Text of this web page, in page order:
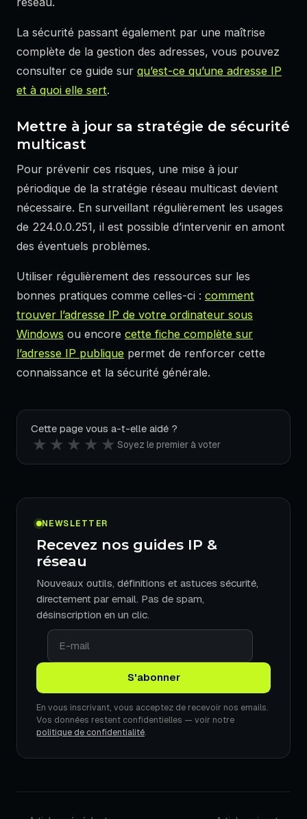
La sécurité passant également par une maîtrise
complète de la gestion des adresses, vous pouvez
consulter ce guide sur qu’est-ce qu’une adresse IP
et à quoi elle sert.
Mettre à jour sa stratégie de sécurité
multicast
Pour prévenir ces risques, une mise à jour
périodique de la stratégie réseau multicast devient
nécessaire. En surveillant régulièrement les usages
de 224.0.0.251, il est possible d’intervenir en amont
des éventuels problèmes.
Utiliser régulièrement des ressources sur les
bonnes pratiques comme celles-ci : comment
trouver l’adresse IP de votre ordinateur sous
Windows ou encore cette fiche complète sur
l’adresse IP publique permet de renforcer cette
connaissance et la sécurité générale.
Cette page vous a-t-elle aidé ?
★ ★ ★ ★ ★ Soyez le premier à voter
NEWSLETTER
Recevez nos guides IP &
réseau
Nouveaux outils, définitions et astuces sécurité,
directement par email. Pas de spam,
désinscription en un clic.
En vous inscrivant, vous acceptez de recevoir nos emails.
Vos données restent confidentielles — voir notre
politique de confidentialité.